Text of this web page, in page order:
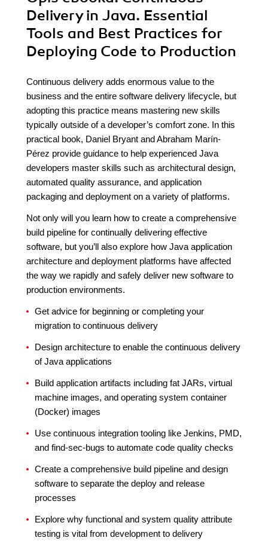
Delivery in Java. Essential
Tools and Best Practices for
Deploying Code to Production
Continuous delivery adds enormous value to the
business and the entire software delivery lifecycle, but
adopting this practice means mastering new skills
typically outside of a developer’s comfort zone. In this
practical book, Daniel Bryant and Abraham Marín-
Pérez provide guidance to help experienced Java
developers master skills such as architectural design,
automated quality assurance, and application
packaging and deployment on a variety of platforms.
Not only will you learn how to create a comprehensive
build pipeline for continually delivering effective
software, but you’ll also explore how Java application
architecture and deployment platforms have affected
the way we rapidly and safely deliver new software to
production environments.
Get advice for beginning or completing your
migration to continuous delivery
Design architecture to enable the continuous delivery
of Java applications
Build application artifacts including fat JARs, virtual
machine images, and operating system container
(Docker) images
Use continuous integration tooling like Jenkins, PMD,
and find-sec-bugs to automate code quality checks
Create a comprehensive build pipeline and design
software to separate the deploy and release
processes
Explore why functional and system quality attribute
testing is vital from development to delivery